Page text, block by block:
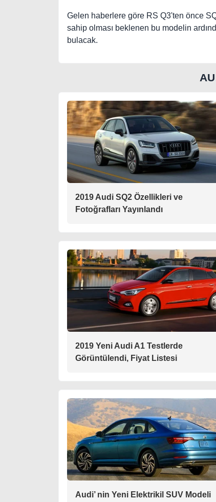
Gelen haberlere göre RS Q3'ten önce
sahip olması beklenen bu modelin
bulacak.
2019 Audi SQ2 Özellikleri ve
Fotoğrafları Yayınlandı
2019 Yeni Audi A1 Testlerde
Görüntülendi, Fiyat Listesi
Audi’ nin Yeni Elektrikil SUV Modeli